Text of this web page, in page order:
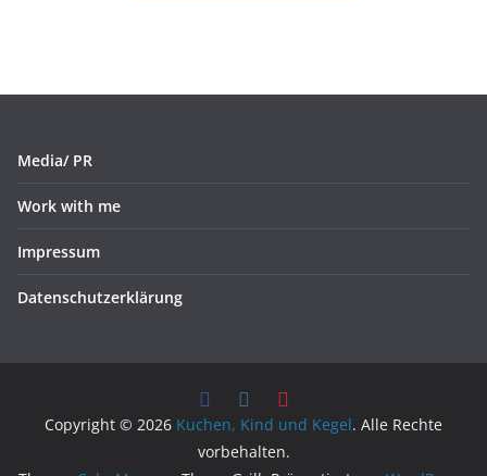
Media/ PR
Work with me
Impressum
Datenschutzerklärung
Copyright © 2026 Kuchen, Kind und Kegel. Alle Rechte
vorbehalten.